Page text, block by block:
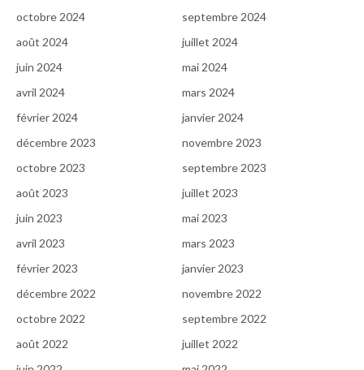
octobre 2024
septembre 2024
août 2024
juillet 2024
juin 2024
mai 2024
avril 2024
mars 2024
février 2024
janvier 2024
décembre 2023
novembre 2023
octobre 2023
septembre 2023
août 2023
juillet 2023
juin 2023
mai 2023
avril 2023
mars 2023
février 2023
janvier 2023
décembre 2022
novembre 2022
octobre 2022
septembre 2022
août 2022
juillet 2022